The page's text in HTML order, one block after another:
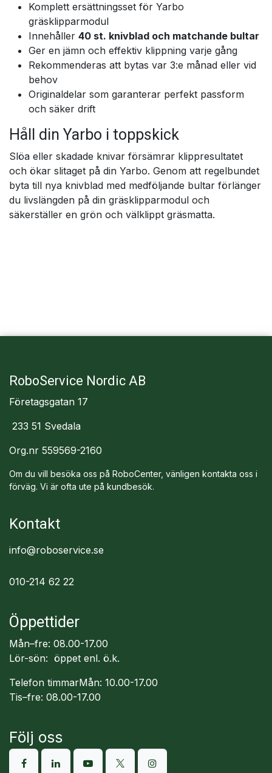
Komplett ersättningsset för Yarbo
gräsklipparmodul
Innehåller 40 st. knivblad och matchande bultar
Ger en jämn och effektiv klippning varje gång
Rekommenderas att bytas var 3:e månad eller vid
behov
Originaldelar som garanterar perfekt passform
och säker drift
Håll din Yarbo i toppskick
Slöa eller skadade knivar försämrar klippresultatet
och ökar slitaget på din Yarbo. Genom att regelbundet
byta till nya knivblad med medföljande bultar förlänger
du livslängden på din gräsklipparmodul och
säkerställer en grön och välklippt gräsmatta.
RoboService Nordic AB
Företagsgatan 17
233 51 Svedala
Org.nr 559569-2160
Om du vill besöka oss på RoboCenter, vänligen kontakta oss i
förväg. Vi är ofta ute på kundbesök.
Kontakt
info@roboservice.se
010-214 62 22
Öppettider
Mån–fre: 08.00-17.00
Lör-sön: öppet enl. ö.k.
Telefon timmarMån: 10.00-17.00
Tis–fre: 08.00-17.00
Följ oss